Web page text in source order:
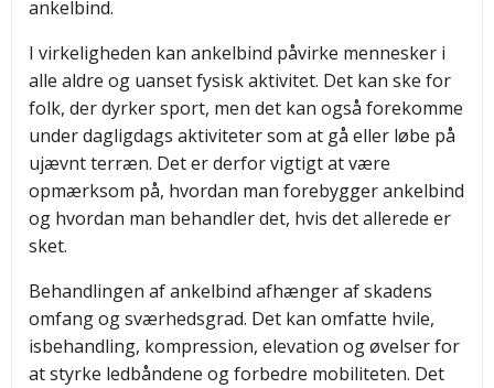
ankelbind.
I virkeligheden kan ankelbind påvirke mennesker i
alle aldre og uanset fysisk aktivitet. Det kan ske for
folk, der dyrker sport, men det kan også forekomme
under dagligdags aktiviteter som at gå eller løbe på
ujævnt terræn. Det er derfor vigtigt at være
opmærksom på, hvordan man forebygger ankelbind
og hvordan man behandler det, hvis det allerede er
sket.
Behandlingen af ankelbind afhænger af skadens
omfang og sværhedsgrad. Det kan omfatte hvile,
isbehandling, kompression, elevation og øvelser for
at styrke ledbåndene og forbedre mobiliteten. Det